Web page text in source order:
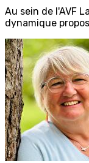
Au sein de l'AVF
dynamique